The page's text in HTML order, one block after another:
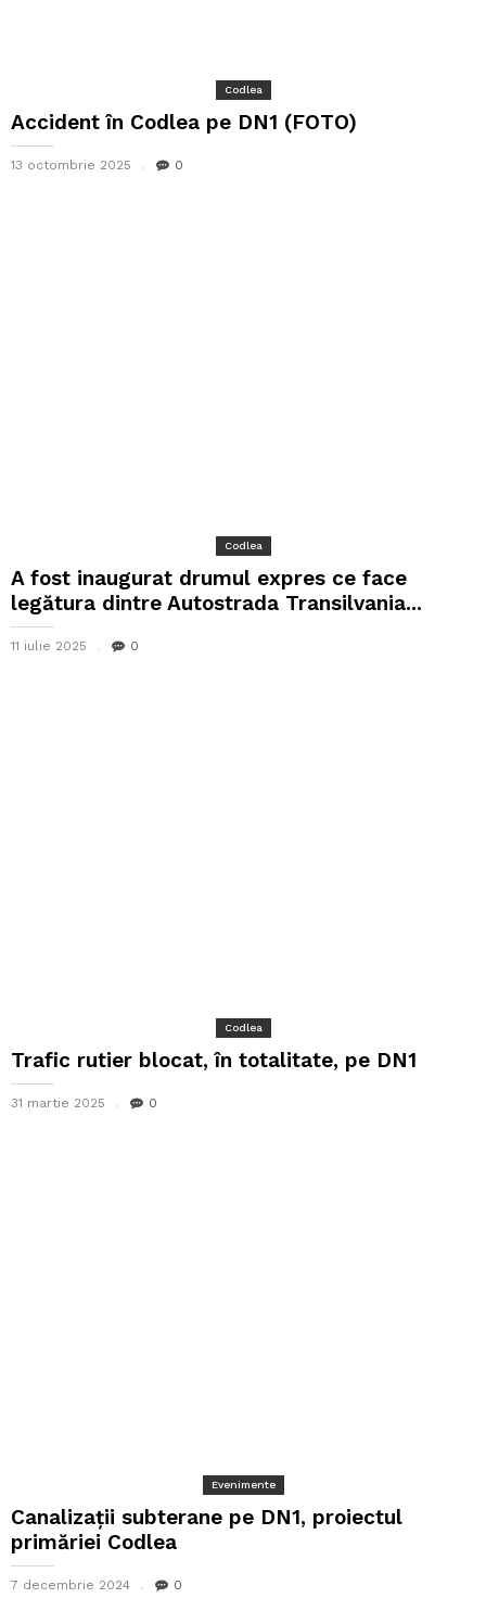
Codlea
Accident în Codlea pe DN1 (FOTO)
13 octombrie 2025 0
Codlea
A fost inaugurat drumul expres ce face
legătura dintre Autostrada Transilvania...
11 iulie 2025 0
Codlea
Trafic rutier blocat, în totalitate, pe DN1
31 martie 2025 0
Evenimente
Canalizații subterane pe DN1, proiectul
primăriei Codlea
7 decembrie 2024 0